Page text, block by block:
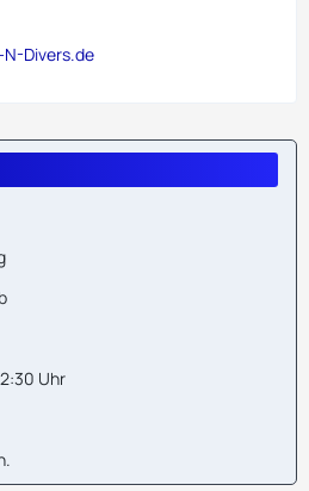
Divers.de
Uhr
.